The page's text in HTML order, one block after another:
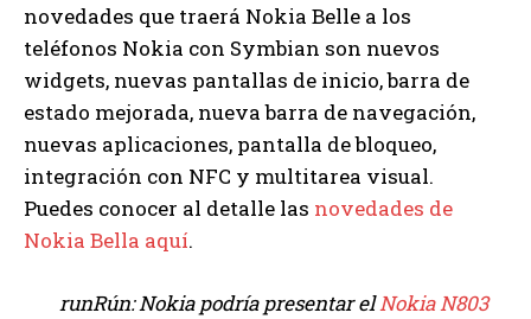
novedades que traerá Nokia Belle a los
teléfonos Nokia con Symbian son nuevos
widgets, nuevas pantallas de inicio, barra de
estado mejorada, nueva barra de navegación,
nuevas aplicaciones, pantalla de bloqueo,
integración con NFC y multitarea visual.
Puedes conocer al detalle las novedades de
Nokia Bella aquí.
runRún: Nokia podría presentar elNokia N803